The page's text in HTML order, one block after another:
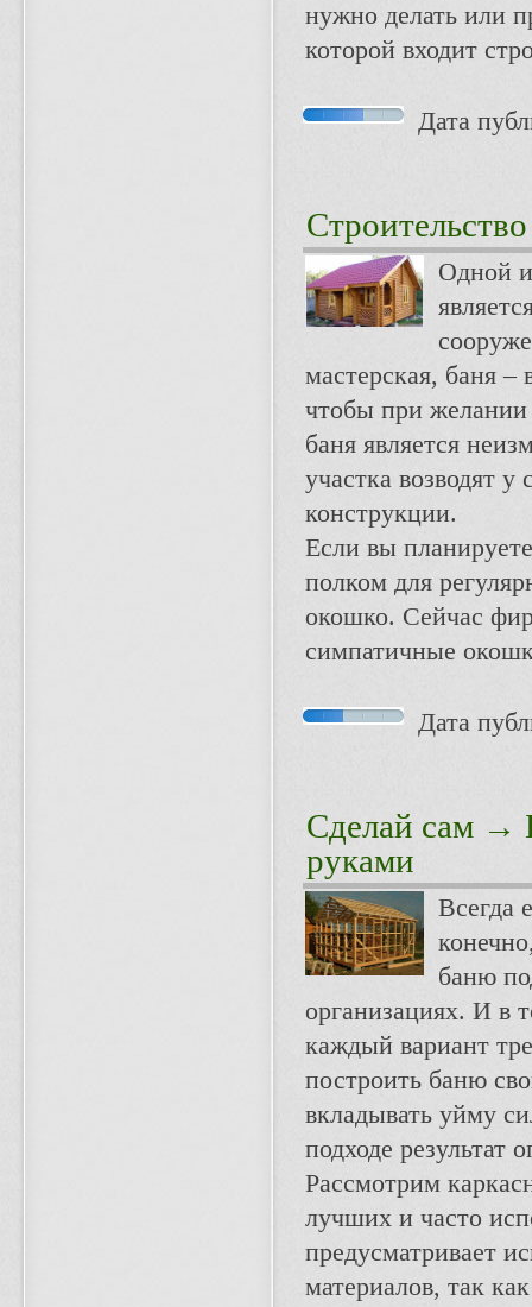
нужно делать или
которой входит
Дата
Строительство
Одной
мастерская, баня –
чтобы при желании
баня является
участка возводят у
конструкции.
Если вы
полком для
окошко. Сейчас
симпатичные
Дата
Сделай сам →
руками
Всегда
баню
организациях. И в
каждый вариант
построить баню
вкладывать уйму
подходе результат
Рассмотрим
лучших и часто
предусматривает
материалов, так